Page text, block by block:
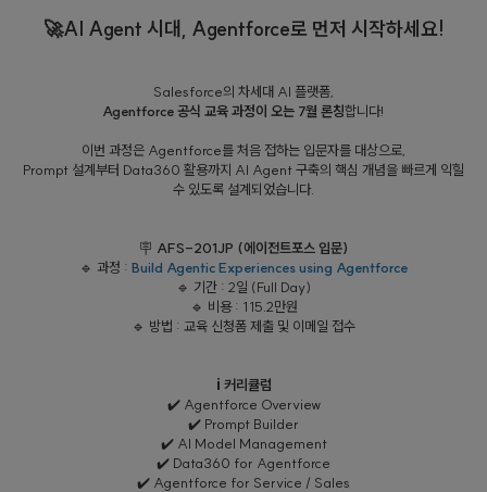
🚀AI Agent 시대, Agentforce로 먼저 시작하세요!
Salesforce의 차세대 AI 플랫폼,
Agentforce 공식 교육 과정이 오는 7월 론칭합니다!
이번 과정은 Agentforce를 처음 접하는 입문자를 대상으로,
Prompt 설계부터 Data360 활용까지 AI Agent 구축의 핵심 개념을 빠르게 익힐
수 있도록 설계되었습니다.
🪧 AFS-201JP (에이전트포스 입문)
🔹 과정 : Build Agentic Experiences using Agentforce
🔹 기간 : 2일 (Full Day)
🔹 비용 : 115.2만원
🔹 방법 : 교육 신청폼 제출 및 이메일 접수
ℹ️ 커리큘럼
✔️ Agentforce Overview
✔️ Prompt Builder
✔️ AI Model Management
✔️ Data360 for Agentforce
✔️ Agentforce for Service / Sales